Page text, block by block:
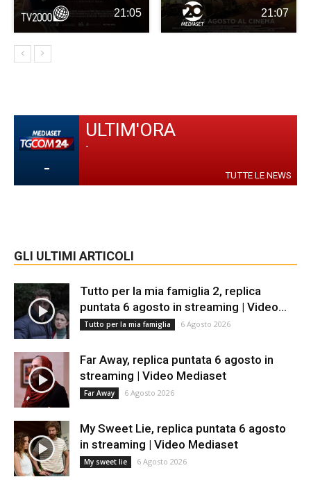
21:05 21:07
-
ULTIM'ORA
-
TUTTE LE NEWS
GLI ULTIMI ARTICOLI
Tutto per la mia famiglia 2, replica
puntata 6 agosto in streaming | Video...
Tutto per la mia famiglia 6 Agosto 2026
Far Away, replica puntata 6 agosto in
streaming | Video Mediaset
Far Away 6 Agosto 2026
My Sweet Lie, replica puntata 6 agosto
in streaming | Video Mediaset
My sweet lie 6 Agosto 2026